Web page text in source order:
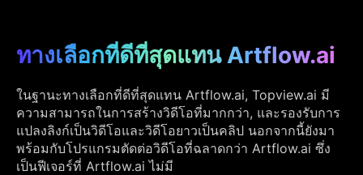
ทางเลือกที่ดีที่สุดแทน Artflow.ai
ในฐานะทางเลือกที่ดีที่สุดแทน Artflow.ai, Topview.ai มี
ความสามารถในการสร้างวิดีโอที่มากกว่า, และรองรับการ
แปลงลิงก์เป็นวิดีโอและวิดีโอยาวเป็นคลิป นอกจากนี้ยังมา
พร้อมกับโปรแกรมตัดต่อวิดีโอที่ฉลาดกว่า Artflow.ai ซึ่ง
เป็นฟีเจอร์ที่ Artflow.ai ไม่มี